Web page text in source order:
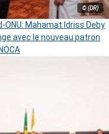
© (DR)
ONU: Mahamat Idriss Deby
avec le nouveau patron